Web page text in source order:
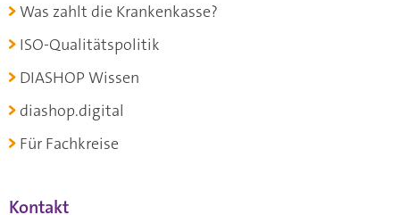
Was zahlt die Krankenkasse?
ISO-Qualitätspolitik
DIASHOP Wissen
diashop.digital
Für Fachkreise
Kontakt